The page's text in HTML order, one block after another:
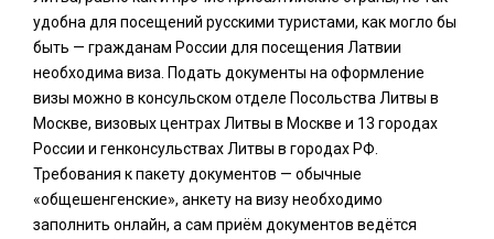
удобна для посещений русскими туристами, как могло бы
быть — гражданам России для посещения Латвии
необходима виза. Подать документы на оформление
визы можно в консульском отделе Посольства Литвы в
Москве, визовых центрах Литвы в Москве и 13 городах
России и генконсульствах Литвы в городах РФ.
Требования к пакету документов — обычные
«общешенгенские», анкету на визу необходимо
заполнить онлайн, а сам приём документов ведётся